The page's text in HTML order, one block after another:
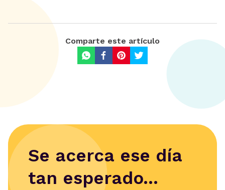
Comparte este artículo
Se acerca ese día
tan esperado...